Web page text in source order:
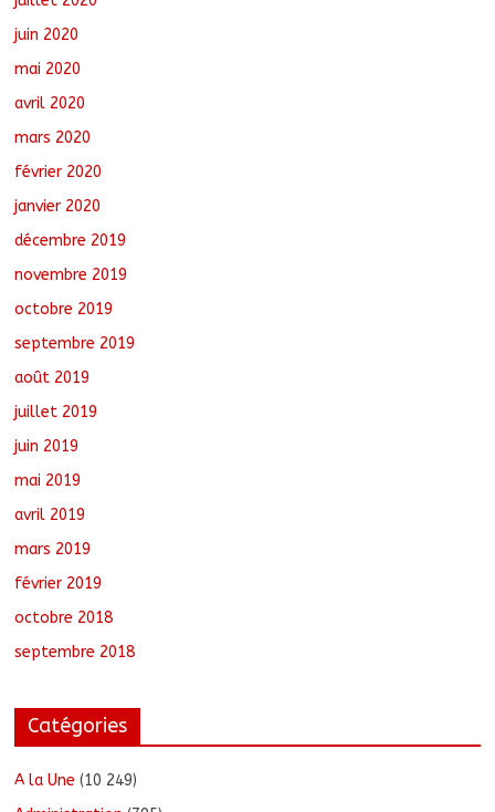
juin 2020
mai 2020
avril 2020
mars 2020
février 2020
janvier 2020
décembre 2019
novembre 2019
octobre 2019
septembre 2019
août 2019
juillet 2019
juin 2019
mai 2019
avril 2019
mars 2019
février 2019
octobre 2018
septembre 2018
Catégories
A la Une (10 249)